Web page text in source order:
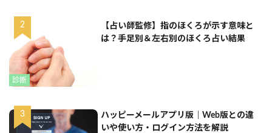
診断
【占い師監修】指のほくろが示す意味と
は？手足別＆左右別のほくろ占い結果
ハッピーメールアプリ版｜Web版との違
いや使い方・ログイン方法を解説